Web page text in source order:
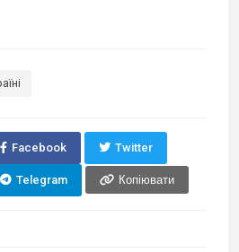
Facebook Twitter
Telegram Копіювати